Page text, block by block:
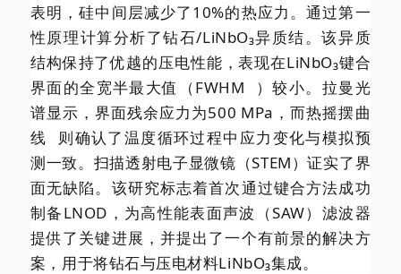
表明，硅中间层减少了10%的热应力。通过第一
性原理计算分析了钻石/LiNbO₃异质结。该异质
结构保持了优越的压电性能，表现在LiNbO₃键合
界面的全宽半最大值（FWHM
）较小。拉曼光
谱显示，界面残余应力为500 MPa，而热摇摆曲
线
则确认了温度循环过程中应力变化与模拟预
测一致。扫描透射电子显微镜（STEM）证实了界
面无缺陷。该研究标志着首次通过键合方法成功
制备LNOD，为高性能表面声波（SAW）滤波器
提供了关键进展，并提出了一个有前景的解决方
案，用于将钻石与压电材料LiNbO₃集成。